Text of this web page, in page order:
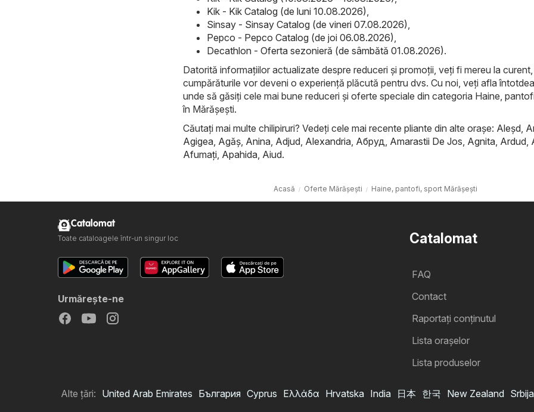
Kik - Kik Catalog (de luni 10.08.2026),
Sinsay - Sinsay Catalog (de vineri 07.08.2026),
Pepco - Pepco Catalog (de joi 06.08.2026),
Decathlon - Oferta sezonieră (de sâmbătă 01.08.2026).
Datorită informațiilor actualizate despre reduceri și promoții, veți fi mereu la
cumpărăturile vor deveni o experiență plăcută pentru dvs. Cu noi, veți afla
unde să găsiți cele mai bune reduceri și oferte speciale din categoria Haine,
în Mărășești.
Căutați mai multe chilipiruri? Vedeți cele mai recente pliante din alte orașe: Aleşd,
Agigea, Agăş, Anina, Adjud, Alexandria, Абруд, Amarastii De Jos, Agnita, Ardud,
Afumaţi, Apahida, Aiud.
Acasă Oferte Mărășești Haine, pantofi, sport Mărășești
Catalomat
FAQ
Contact
Raportați conținutul
Lista oraşelor
Lista produselor
Catalomat
Toate cataloagele într-un singur loc
Urmăreşte-ne
Alte țări: United Arab Emirates България Cyprus Ελλάδα Hrvatska India 日本 한국 New Zealand Srbija